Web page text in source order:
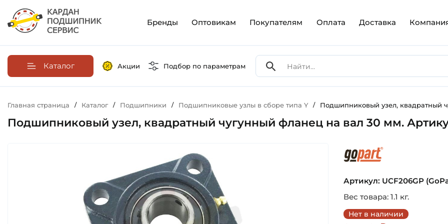
Бренды Оптовикам Покупателям Оплата Доставка
Каталог Акции Подбор по параметрам
Главная страница / Каталог / Подшипники / Подшипниковые узлы в сборе типа Y / Подшипниковый узел, квадратный
Подшипниковый узел, квадратный чугунный фланец на вал 30 мм.
Артикул: UCF206GP
Вес товара: 1.1 кг.
Нет в наличии